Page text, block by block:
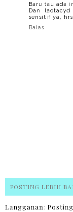
Baru tau ada
Dan
sensitif ya,
Balas
POSTING LEBIH
Langganan: